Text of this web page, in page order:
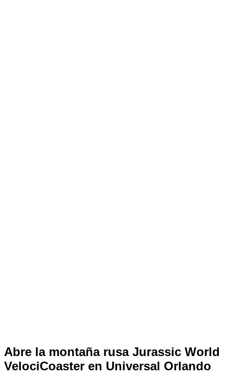
Internacionales
Abre la montaña rusa Jurassic World
VelociCoaster en Universal Orlando